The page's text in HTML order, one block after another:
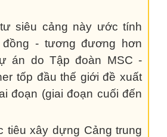
siêu cảng này ước tính
- tương đương hơn
án do Tập đoàn MSC -
tốp đầu thế giới đề xuất
đoạn (giai đoạn cuối đến
tiêu xây dựng Cảng trung